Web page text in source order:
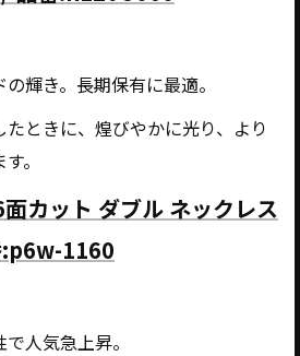
輝き。長期保有に最適。
ときに、煌びやかに光り、より
。
カット ダブル ネックレス
1160
人気急上昇。